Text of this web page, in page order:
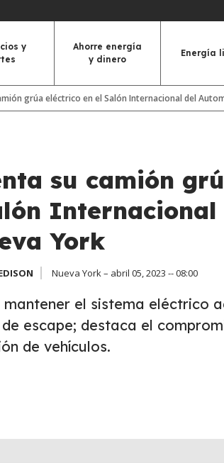
y
Ahorre energía
y dinero
Energía
grúa eléctrico en el Salón Internacional del
su camión
Internacional
York
Nueva York – abril 05, 2023 -- 08:00
el sistema eléctrico
escape; destaca el
de vehículos.